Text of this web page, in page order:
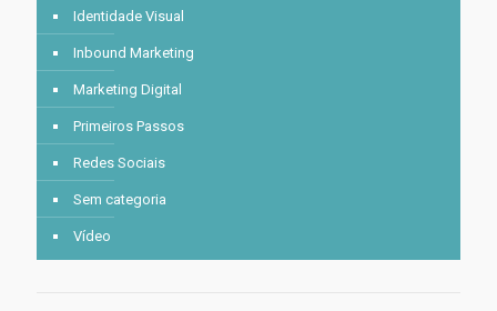
Identidade Visual
Inbound Marketing
Marketing Digital
Primeiros Passos
Redes Sociais
Sem categoria
Vídeo